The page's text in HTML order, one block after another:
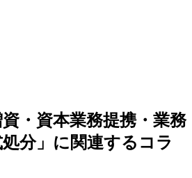
資・資本業務提携・業務
分」に関連するコラ